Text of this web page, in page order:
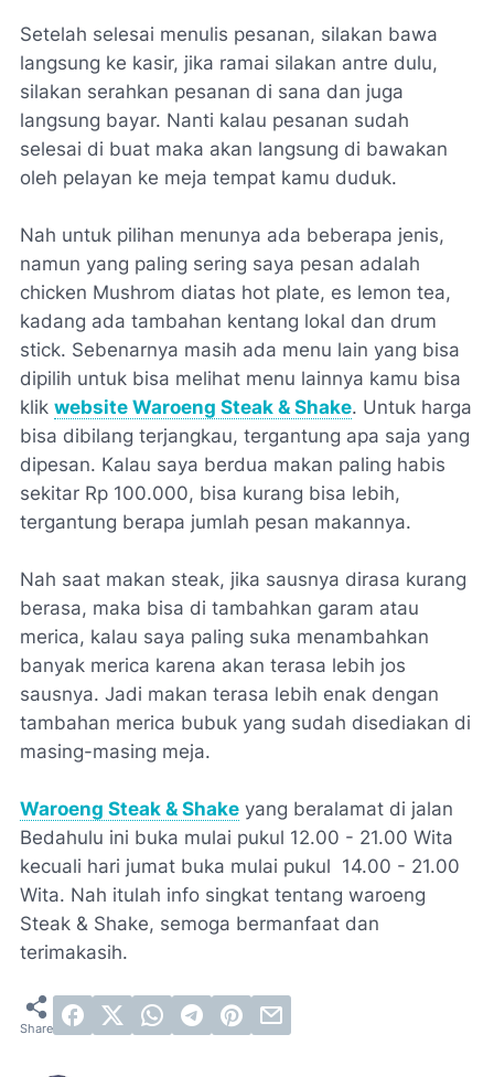
Setelah selesai menulis pesanan, silakan bawa
langsung ke kasir, jika ramai silakan antre dulu,
silakan serahkan pesanan di sana dan juga
langsung bayar. Nanti kalau pesanan sudah
selesai di buat maka akan langsung di bawakan
oleh pelayan ke meja tempat kamu duduk.
Nah untuk pilihan menunya ada beberapa jenis,
namun yang paling sering saya pesan adalah
chicken Mushrom diatas hot plate, es lemon tea,
kadang ada tambahan kentang lokal dan drum
stick. Sebenarnya masih ada menu lain yang bisa
dipilih untuk bisa melihat menu lainnya kamu bisa
klik website Waroeng Steak & Shake. Untuk harga
bisa dibilang terjangkau, tergantung apa saja yang
dipesan. Kalau saya berdua makan paling habis
sekitar Rp 100.000, bisa kurang bisa lebih,
tergantung berapa jumlah pesan makannya.
Nah saat makan steak, jika sausnya dirasa kurang
berasa, maka bisa di tambahkan garam atau
merica, kalau saya paling suka menambahkan
banyak merica karena akan terasa lebih jos
sausnya. Jadi makan terasa lebih enak dengan
tambahan merica bubuk yang sudah disediakan di
masing-masing meja.
Waroeng Steak & Shake yang beralamat di jalan
Bedahulu ini buka mulai pukul 12.00 - 21.00 Wita
kecuali hari jumat buka mulai pukul 14.00 - 21.00
Wita. Nah itulah info singkat tentang waroeng
Steak & Shake, semoga bermanfaat dan
terimakasih.